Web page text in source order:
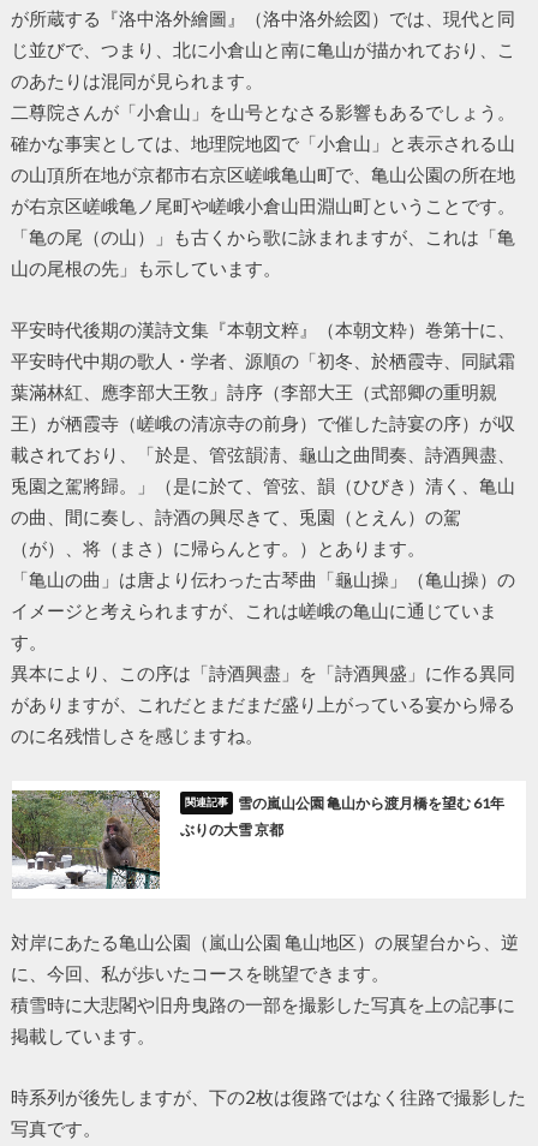
が所蔵する『洛中洛外繪圖』（洛中洛外絵図）では、現代と同
じ並びで、つまり、北に小倉山と南に亀山が描かれており、こ
のあたりは混同が見られます。
二尊院さんが「小倉山」を山号となさる影響もあるでしょう。
確かな事実としては、地理院地図で「小倉山」と表示される山
の山頂所在地が京都市右京区嵯峨亀山町で、亀山公園の所在地
が右京区嵯峨亀ノ尾町や嵯峨小倉山田淵山町ということです。
「亀の尾（の山）」も古くから歌に詠まれますが、これは「亀
山の尾根の先」も示しています。
平安時代後期の漢詩文集『本朝文粹』（本朝文粋）巻第十に、
平安時代中期の歌人・学者、源順の「初冬、於栖霞寺、同賦霜
葉滿林紅、應李部大王敎」詩序（李部大王（式部卿の重明親
王）が栖霞寺（嵯峨の清凉寺の前身）で催した詩宴の序）が収
載されており、「於是、管弦韻淸、龜山之曲間奏、詩酒興盡、
兎園之駕將歸。」（是に於て、管弦、韻（ひびき）清く、亀山
の曲、間に奏し、詩酒の興尽きて、兎園（とえん）の駕
（が）、将（まさ）に帰らんとす。）とあります。
「亀山の曲」は唐より伝わった古琴曲「龜山操」（亀山操）の
イメージと考えられますが、これは嵯峨の亀山に通じていま
す。
異本により、この序は「詩酒興盡」を「詩酒興盛」に作る異同
がありますが、これだとまだまだ盛り上がっている宴から帰る
のに名残惜しさを感じますね。
雪の嵐山公園 亀山から渡月橋を望む 61年
ぶりの大雪 京都
対岸にあたる亀山公園（嵐山公園 亀山地区）の展望台から、逆
に、今回、私が歩いたコースを眺望できます。
積雪時に大悲閣や旧舟曳路の一部を撮影した写真を上の記事に
掲載しています。
時系列が後先しますが、下の2枚は復路ではなく往路で撮影した
写真です。